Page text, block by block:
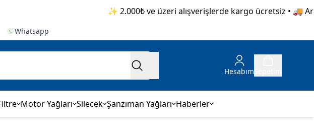
✨ 2.000₺ ve üzeri alışverişlerde kargo ücretsiz • 🚚
Whatsapp
Hesabım
Motor Yağları Silecek Şanzıman Yağları Haberler